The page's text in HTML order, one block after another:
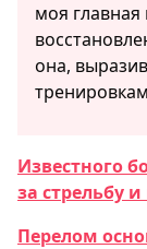
моя главная
она,
Известного
за стрельбу
Перелом